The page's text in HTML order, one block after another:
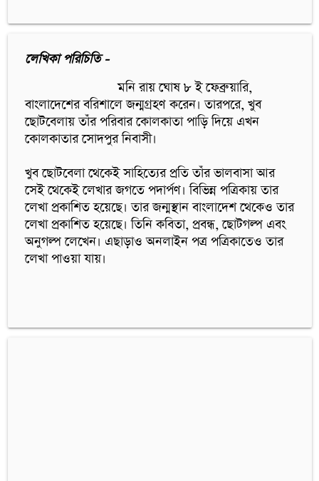
লেখিকা পরিচিতি -
                          মনি রায় ঘোষ ৮ ই ফেব্রুয়ারি,
বাংলাদেশের বরিশালে জন্মগ্রহণ করেন। তারপরে, খুব
ছোটবেলায় তাঁর পরিবার কোলকাতা পাড়ি দিয়ে এখন
কোলকাতার সোদপুর নিবাসী।
খুব ছোটবেলা থেকেই সাহিত্যের প্রতি তাঁর ভালবাসা আর
সেই থেকেই লেখার জগতে পদার্পণ। বিভিন্ন পত্রিকায় তার
লেখা প্রকাশিত হয়েছে। তার জন্মস্থান বাংলাদেশ থেকেও তার
লেখা প্রকাশিত হয়েছে। তিনি কবিতা, প্রবন্ধ, ছোটগল্প এবং
অনুগল্প লেখেন। এছাড়াও অনলাইন পত্র পত্রিকাতেও তার
লেখা পাওয়া যায়।